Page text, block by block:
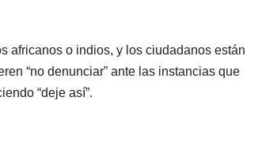
africanos o indios, y los ciudadanos están
“no denunciar” ante las instancias que
“deje así”.